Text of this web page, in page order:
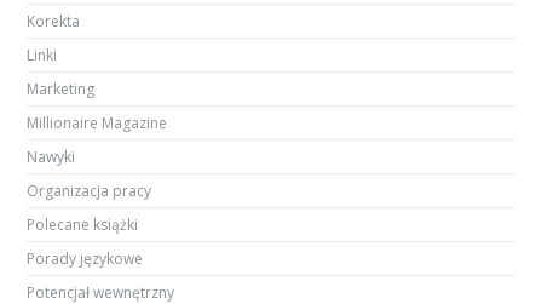
Korekta
Linki
Marketing
Millionaire Magazine
Nawyki
Organizacja pracy
Polecane książki
Porady językowe
Potencjał wewnętrzny